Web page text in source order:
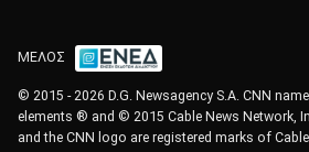
ΜΕΛΟΣ
© 2015 - 2026 D.G. Newsagency S.A. CNN
elements ® and © 2015 Cable News Network,
and the CNN logo are registered marks of Cable